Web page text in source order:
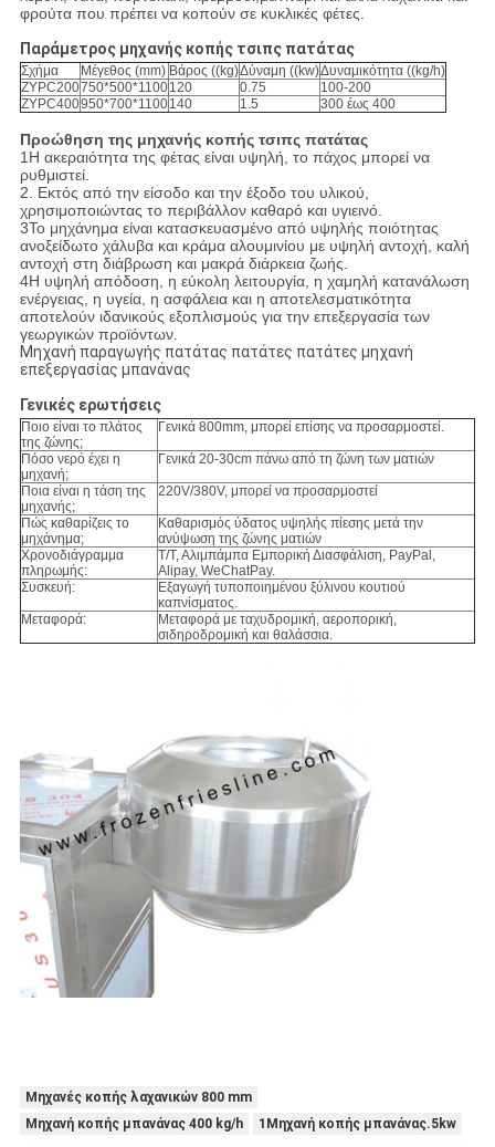
φρούτα που πρέπει να κοπούν σε κυκλικές φέτες.
Παράμετρος μηχανής κοπής τσιπς πατάτας
Σχήμα Μέγεθος (mm) Βάρος ((kg)Δύναμη ((kw)Δυναμικότητα ((kg/h)
ZYPC200750*500*1100120 0.75
100-200
ZYPC400950*700*1100140 1.5 300 έως 400
Προώθηση της μηχανής κοπής τσιπς πατάτας
1Η ακεραιότητα της φέτας είναι υψηλή, το πάχος μπορεί να
ρυθμιστεί.
2. Εκτός από την είσοδο και την έξοδο του υλικού,
χρησιμοποιώντας το περιβάλλον καθαρό και υγιεινό.
3Το μηχάνημα είναι κατασκευασμένο από υψηλής ποιότητας
ανοξείδωτο χάλυβα και κράμα αλουμινίου με υψηλή αντοχή, καλή
αντοχή στη διάβρωση και μακρά διάρκεια ζωής.
4Η υψηλή απόδοση, η εύκολη λειτουργία, η χαμηλή κατανάλωση
ενέργειας, η υγεία, η ασφάλεια και η αποτελεσματικότητα
αποτελούν ιδανικούς εξοπλισμούς για την επεξεργασία των
γεωργικών προϊόντων.
Μηχανή παραγωγής πατάτας πατάτες πατάτες μηχανή
επεξεργασίας μπανάνας
Γενικές ερωτήσεις
Ποιο είναι το πλάτος
της ζώνης;
Γενικά 800mm, μπορεί επίσης να προσαρμοστεί.
Πόσο νερό έχει η
μηχανή;
Γενικά 20-30cm πάνω από τη ζώνη των ματιών
Ποια είναι η τάση της
μηχανής;
220V/380V, μπορεί να προσαρμοστεί
Πώς καθαρίζεις το
μηχάνημα;
Καθαρισμός ύδατος υψηλής πίεσης μετά την
ανύψωση της ζώνης ματιών
Χρονοδιάγραμμα
πληρωμής:
Τ/Τ, Αλιμπάμπα Εμπορική Διασφάλιση, PayPal,
Alipay, WeChatPay.
Συσκευή:
Εξαγωγή τυποποιημένου ξύλινου κουτιού
καπνίσματος.
Μεταφορά:
Μεταφορά με ταχυδρομική, αεροπορική,
σιδηροδρομική και θαλάσσια.
Μηχανές κοπής λαχανικών 800 mm
Μηχανή κοπής μπανάνας 400 kg/h
1Μηχανή κοπής μπανάνας.5kw